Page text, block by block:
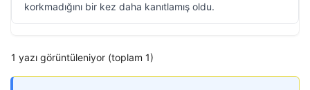
korkmadığını bir kez daha kanıtlamış oldu.
1 yazı görüntüleniyor (toplam 1)